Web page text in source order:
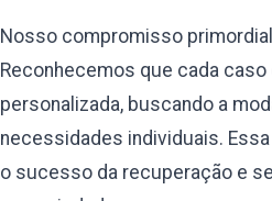
Nosso compromisso
Reconhecemos que cada
personalizada, buscando a
necessidades individuais.
o sucesso da recuperação e